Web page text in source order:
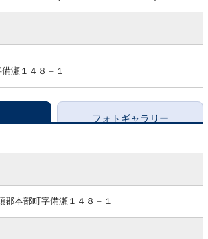
瀬１４８－１
フォトギャラリー
郡本部町字備瀬１４８－１